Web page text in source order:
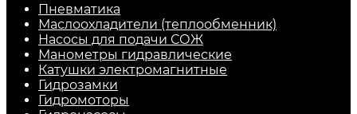
Пневматика
Маслоохладители (теплообменник)
Насосы для подачи СОЖ
Манометры гидравлические
Катушки электромагнитные
Гидрозамки
Гидромоторы